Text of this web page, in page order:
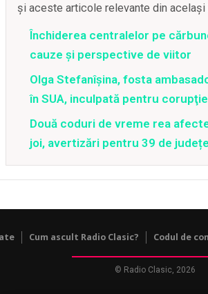
și aceste articole relevante din același
Închiderea centralelor pe
cauze și perspective de viitor
Olga Stefanîşina, fosta
în SUA, inculpată pentru corupţie
Două coduri de vreme rea
joi, avertizări pentru 39 de județe
Cum ascult Radio Clasic? Codul de
© Radio Clasic, 2026